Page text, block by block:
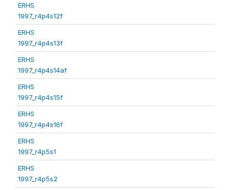
ERHS
1997_r4p4s12f
ERHS
1997_r4p4s13f
ERHS
1997_r4p4s14af
ERHS
1997_r4p4s15f
ERHS
1997_r4p4s16f
ERHS
1997_r4p5s1
ERHS
1997_r4p5s2